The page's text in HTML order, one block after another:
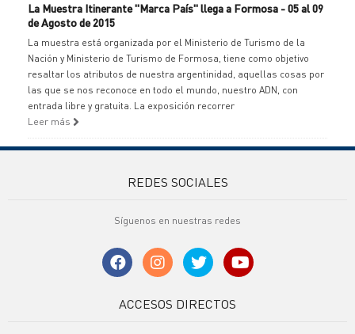
La Muestra Itinerante "Marca País" llega a Formosa - 05 al 09
de Agosto de 2015
La muestra está organizada por el Ministerio de Turismo de la
Nación y Ministerio de Turismo de Formosa, tiene como objetivo
resaltar los atributos de nuestra argentinidad, aquellas cosas por
las que se nos reconoce en todo el mundo, nuestro ADN, con
entrada libre y gratuita. La exposición recorrer
Leer más
REDES SOCIALES
Síguenos en nuestras redes
ACCESOS DIRECTOS